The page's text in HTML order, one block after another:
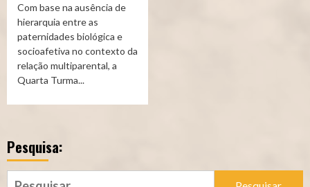
Com base na ausência de
hierarquia entre as
paternidades biológica e
socioafetiva no contexto da
relação multiparental, a
Quarta Turma...
Pesquisa:
Pesquisar